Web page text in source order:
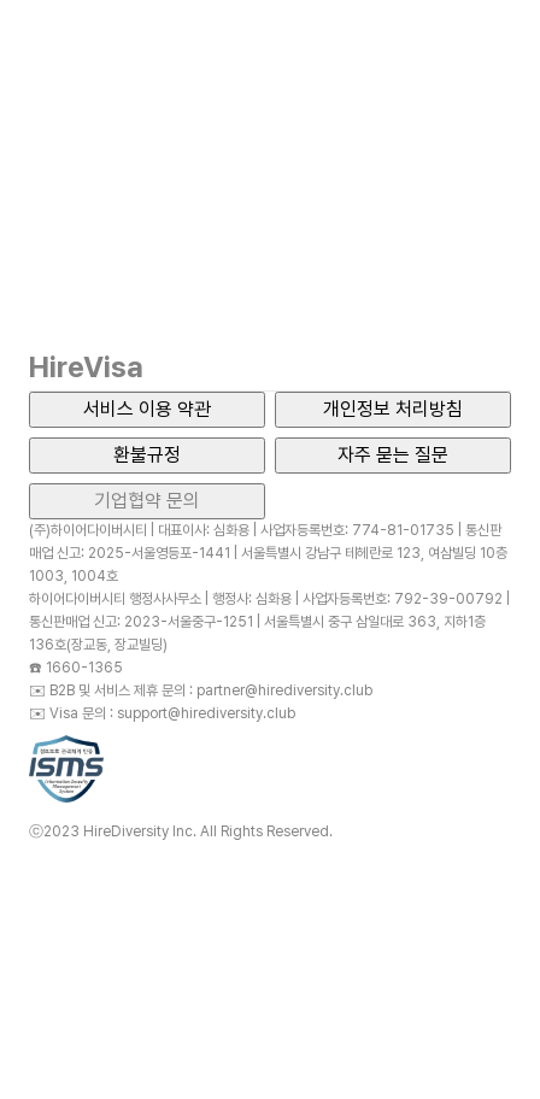
HireVisa
서비스 이용 약관
개인정보 처리방침
환불규정
자주 묻는 질문
기업협약 문의
(주)하이어다이버시티 | 대표이사: 심화용 | 사업자등록번호: 774-81-01735 | 통신판
매업 신고: 2025-서울영등포-1441 | 서울특별시 강남구 테헤란로 123, 여삼빌딩 10층
1003, 1004호
하이어다이버시티 행정사사무소 | 행정사: 심화용 | 사업자등록번호: 792-39-00792 |
통신판매업 신고: 2023-서울중구-1251 | 서울특별시 중구 삼일대로 363, 지하1층
136호(장교동, 장교빌딩)
☎️ 1660-1365
✉️ B2B 및 서비스 제휴 문의 : partner@hirediversity.club
✉️ Visa 문의 : support@hirediversity.club
ⓒ2023 HireDiversity Inc. All Rights Reserved.